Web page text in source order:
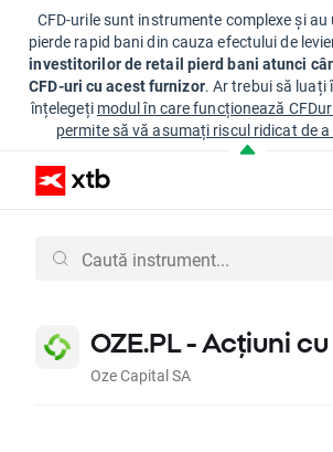
CFD-urile sunt instrumente complexe și
pierde rapid bani din cauza efectului de
investitorilor de retail pierd bani atunci
CFD-uri cu acest furnizor. Ar trebui să luați
înțelegeți modul în care funcționează
permite să vă asumați riscul ridicat de
OZE.PL - Acțiuni
Oze Capital SA